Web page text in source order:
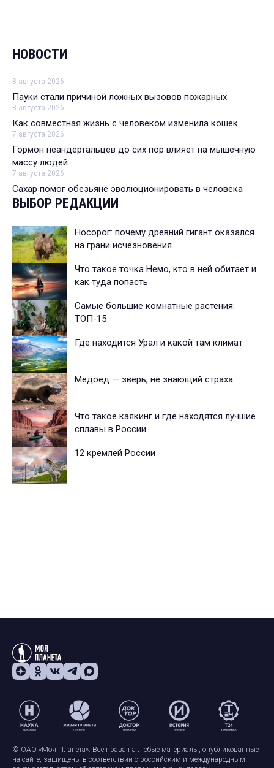
НОВОСТИ
8 августа 2026
Пауки стали причиной ложных вызовов пожарных
8 августа 2026
Как совместная жизнь с человеком изменила кошек
7 августа 2026
Гормон неандертальцев до сих пор влияет на мышечную
массу людей
7 августа 2026
Сахар помог обезьяне эволюционировать в человека
ВЫБОР РЕДАКЦИИ
Носорог: почему древний гигант оказался
на грани исчезновения
Что такое точка Немо, кто в ней обитает и
как туда попасть
Самые большие комнатные растения:
ТОП-15
Где находится Урал и какой там климат
Медоед — зверь, не знающий страха
Что такое каякинг и где находятся лучшие
сплавы в России
12 кремлей России
© ОАО «Моя Планета». Все права на любые материалы, опубликованные
на сайте, защищены в соответствии с российским и международным